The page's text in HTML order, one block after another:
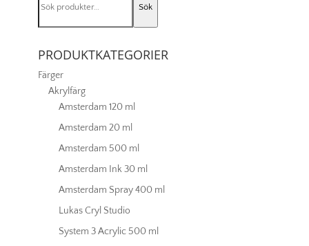
efter: Sök
PRODUKTKATEGORIER
Färger
Akrylfärg
Amsterdam 120 ml
Amsterdam 20 ml
Amsterdam 500 ml
Amsterdam Ink 30 ml
Amsterdam Spray 400 ml
Lukas Cryl Studio
System 3 Acrylic 500 ml